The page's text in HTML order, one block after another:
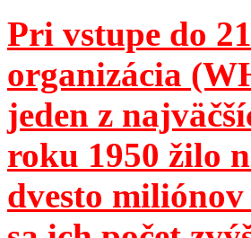
Pri vstupe do
organizácia
jeden z
roku 1950 žilo
dvesto